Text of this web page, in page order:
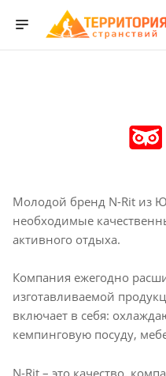
Молодой бренд N-Rit из
необходимые
активного отдыха.
Компания ежегодно
изготавливаемой
включает в себя:
кемпинговую посуду,